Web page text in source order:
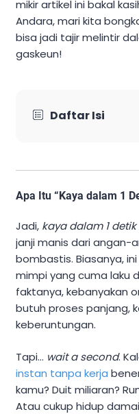
mikir artikel ini bakal
Andara, mari kita
bisa jadi tajir melintir
gaskeun!
Daftar Isi
Apa Itu “Kaya dalam 1
Jadi, kaya dalam 1 detik
janji manis dari angan-
bombastis. Biasanya,
mimpi yang cuma laku
faktanya, kebanyakan
butuh proses panjang,
keberuntungan.
Tapi… wait a second.
instan tanpa kerja
kamu? Duit miliaran?
Atau cukup hidup